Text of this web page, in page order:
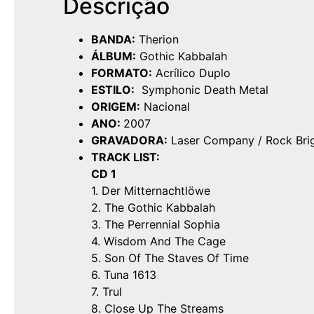
Descrição
BANDA: Therion
ÁLBUM: Gothic Kabbalah
FORMATO: Acrílico Duplo
ESTILO: Symphonic Death Metal
ORIGEM: Nacional
ANO: 2007
GRAVADORA: Laser Company / Rock
TRACK LIST:
CD 1
1. Der Mitternachtlöwe
2. The Gothic Kabbalah
3. The Perrennial Sophia
4. Wisdom And The Cage
5. Son Of The Staves Of Time
6. Tuna 1613
7. Trul
8. Close Up The Streams